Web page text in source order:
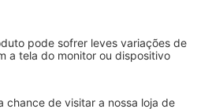
pode sofrer leves variações de
a tela do monitor ou dispositivo
chance de visitar a nossa loja de